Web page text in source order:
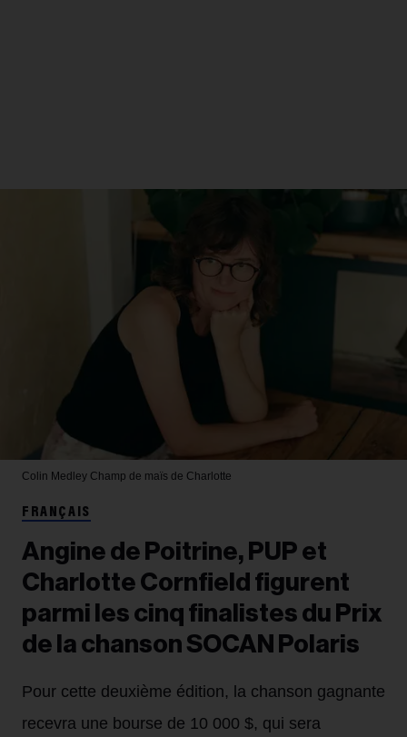
Colin Medley Champ de maïs de Charlotte
FRANÇAIS
Angine de Poitrine, PUP et
Charlotte Cornfield figurent
parmi les cinq finalistes du Prix
de la chanson SOCAN Polaris
Pour cette deuxième édition, la chanson gagnante
recevra une bourse de 10 000 $, qui sera